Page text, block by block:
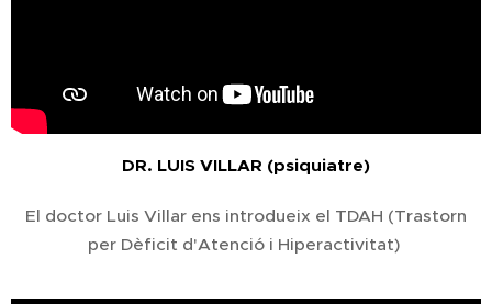
DR. LUIS VILLAR (psiquiatre)
El doctor Luis Villar ens introdueix el TDAH (Trastorn
per Dèficit d'Atenció i Hiperactivitat)